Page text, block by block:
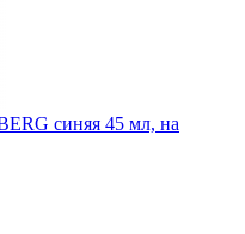
синяя 45 мл, на